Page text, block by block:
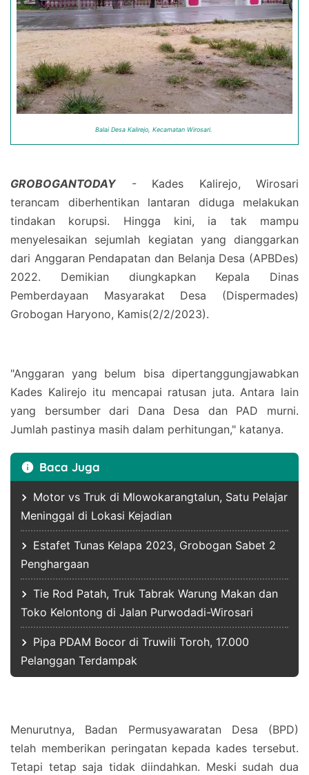
Balai Desa Kalirejo, Kecamatan Wirosari.
GROBOGANTODAY- Kades Kalirejo, Wirosari
terancam diberhentikan lantaran diduga melakukan
tindakan korupsi. Hingga kini, ia tak mampu
menyelesaikan sejumlah kegiatan yang dianggarkan
dari Anggaran Pendapatan dan Belanja Desa (APBDes)
2022. Demikian diungkapkan Kepala Dinas
Pemberdayaan Masyarakat Desa (Dispermades)
Grobogan Haryono, Kamis(2/2/2023).
"Anggaran yang belum bisa dipertanggungjawabkan
Kades Kalirejo itu mencapai ratusan juta. Antara lain
yang bersumber dari Dana Desa dan PAD murni.
Jumlah pastinya masih dalam perhitungan," katanya.
Baca Juga
Motor vs Truk di Mlowokarangtalun, Satu Pelajar
Meninggal di Lokasi Kejadian
Estafet Tunas Kelapa 2023, Grobogan Sabet 2
Penghargaan
Tie Rod Patah, Truk Tabrak Warung Makan dan
Toko Kelontong di Jalan Purwodadi-Wirosari
Pipa PDAM Bocor di Truwili Toroh, 17.000
Pelanggan Terdampak
Menurutnya, Badan Permusyawaratan Desa (BPD)
telah memberikan peringatan kepada kades tersebut.
Tetapi tetap saja tidak diindahkan. Meski sudah dua